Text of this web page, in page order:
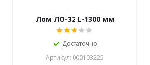
Лом ЛО-32 L-1300 мм
Достаточно
Артикул: 000103225